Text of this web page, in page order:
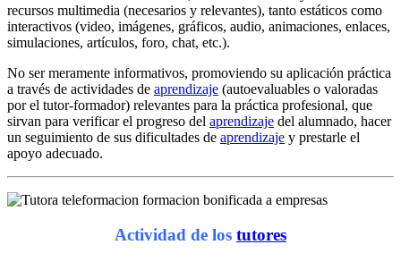
recursos multimedia (necesarios y relevantes), tanto estáticos como
interactivos (video, imágenes, gráficos, audio, animaciones, enlaces,
simulaciones, artículos, foro, chat, etc.).
No ser meramente informativos, promoviendo su aplicación práctica
a través de actividades de aprendizaje (autoevaluables o valoradas
por el tutor-formador) relevantes para la práctica profesional, que
sirvan para verificar el progreso del aprendizaje del alumnado, hacer
un seguimiento de sus dificultades de aprendizaje y prestarle el
apoyo adecuado.
Actividad de los tutores